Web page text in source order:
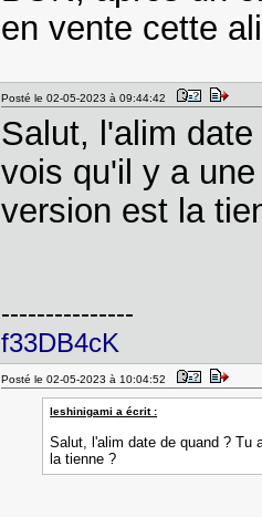
en vente cette
Posté le 02-05-2023 à 09:44:42
Salut, l'alim
vois qu'il y a
version est la
---------------
f33DB4cK
Posté le 02-05-2023 à 10:04:52
leshinigami a écrit :
Salut, l'alim date de quand ? Tu
la tienne ?